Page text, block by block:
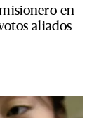
en
aliados